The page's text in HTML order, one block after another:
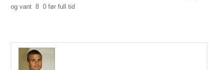
og vant 8  0 før full tid